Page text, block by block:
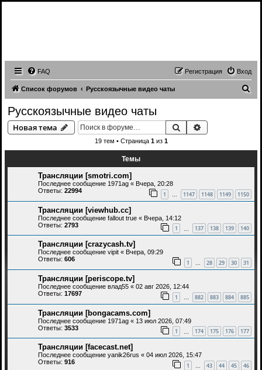
FAQ Вход
Регистрация
Список форумов Русскоязычные видео чаты
Русскоязычные видео чаты
Новая тема Поиск
19 тем • Страница 1из 1
Темы
Трансляции [smotri.com]
Последнее сообщение 1971ag « Вчера, 20:28
Ответы: 22994 1 … 1147 1148 1149 1150
Трансляции [viewhub.cc]
Последнее сообщение fallout true « Вчера, 14:12
Ответы: 2793 1 137 138 139 140
Трансляции [crazycash.tv]
Последнее сообщение vipit « Вчера, 09:29
Ответы: 606 1 … 28 29 30 31
Трансляции [periscope.tv]
Последнее сообщение влад55 « 02 авг 2026, 12:44
Ответы: 17697 1 … 882 883 884 885
Трансляции [bongacams.com]
Последнее сообщение 1971ag « 13 июл 2026, 07:49
Ответы: 3533 1 174 175 176 177
Трансляции [facecast.net]
Последнее сообщение yanik26rus « 04 июл 2026, 15:47
Ответы: 916 1 … 43 44 45 46